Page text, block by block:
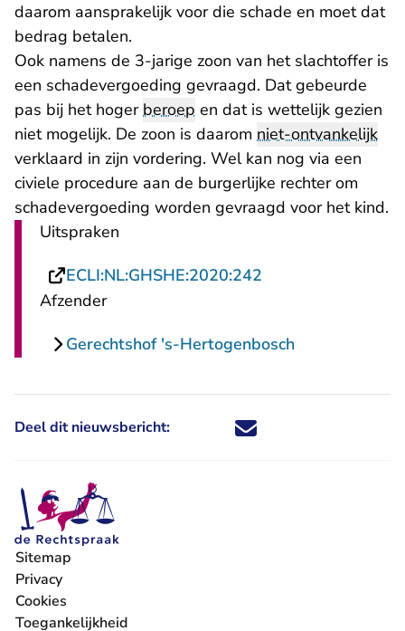
daarom aansprakelijk voor die schade en moet dat
bedrag betalen.
Ook namens de 3-jarige zoon van het slachtoffer is
een schadevergoeding gevraagd. Dat gebeurde
pas bij het hogerberoep en dat is wettelijk gezien
niet mogelijk. De zoon is daarom niet-ontvankelijk
verklaard in zijn vordering. Wel kan nog via een
civiele procedure aan de burgerlijke rechter om
schadevergoeding worden gevraagd voor het kind.
Uitspraken
ECLI:NL:GHSHE:2020:242
Afzender
Gerechtshof 's-Hertogenbosch
Deel dit nieuwsbericht: Deel dit nieuwsbericht via X -
Deel dit nieuwsbericht via
Deel dit nieuwsbericht
Deel dit
Sitemap
Privacy
Cookies
Toegankelijkheid